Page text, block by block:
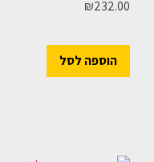
₪232.00
הוספה לסל